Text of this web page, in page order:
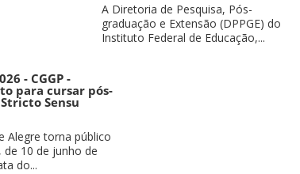
A Diretoria de Pesquisa, Pós-
graduação e Extensão (DPPGE) do
Instituto Federal de Educação,...
- CGGP -
para cursar pós-
Sensu
Alegre torna público
de 10 de junho de
do...